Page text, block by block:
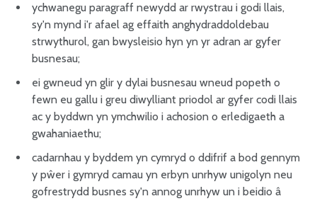
ychwanegu paragraff newydd ar rwystrau i godi llais,
sy'n mynd i'r afael ag effaith anghydraddoldebau
strwythurol, gan bwysleisio hyn yn yr adran ar gyfer
busnesau;
ei gwneud yn glir y dylai busnesau wneud popeth o
fewn eu gallu i greu diwylliant priodol ar gyfer codi llais
ac y byddwn yn ymchwilio i achosion o erledigaeth a
gwahaniaethu;
cadarnhau y byddem yn cymryd o ddifrif a bod gennym
y pŵer i gymryd camau yn erbyn unrhyw unigolyn neu
gofrestrydd busnes sy'n annog unrhyw un i beidio â